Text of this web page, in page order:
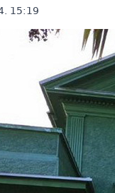
15:19